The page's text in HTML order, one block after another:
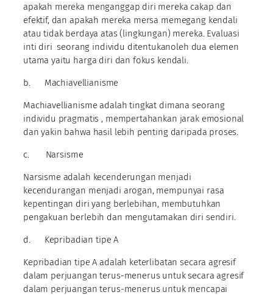
apakah mereka menganggap diri mereka cakap dan
efektif, dan apakah mereka mersa memegang kendali
atau tidak berdaya atas (lingkungan) mereka. Evaluasi
inti diri seorang individu ditentukanoleh dua elemen
utama yaitu harga diri dan fokus kendali.
b. Machiavellianisme
Machiavellianisme adalah tingkat dimana seorang
individu pragmatis , mempertahankan jarak emosional
dan yakin bahwa hasil lebih penting daripada proses.
c. Narsisme
Narsisme adalah kecenderungan menjadi
kecendurangan menjadi arogan, mempunyai rasa
kepentingan diri yang berlebihan, membutuhkan
pengakuan berlebih dan mengutamakan diri sendiri.
d. Kepribadian tipe A
Kepribadian tipe A adalah keterlibatan secara agresif
dalam perjuangan terus-menerus untuk secara agresif
dalam perjuangan terus-menerus untuk mencapai